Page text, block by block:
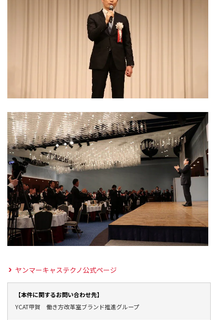
ヤンマーキャステクノ公式ページ
【本件に関するお問い合わせ先】
YCAT甲賀 働き方改革室ブランド推進グループ